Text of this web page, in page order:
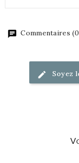
Commentaires
Soyez